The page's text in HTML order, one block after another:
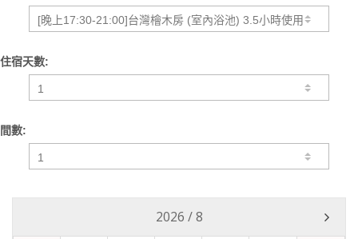
住宿天數:
間數:
2026 /8